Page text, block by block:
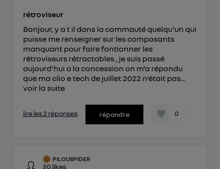
rétroviseur
Bonjour, y a t il dans la commauté quelqu'un qui
puisse me renseigner sur les composants
manquant pour faire fontionner les
rétroviseurs rétractables , je suis passé
aujourd'hui a la concession on m'a répondu
que ma clio e tech de juillet 2022 n'était pas...
voir la suite
lire les 2 réponses répondre 0
PILOUSPIDER
30 likes